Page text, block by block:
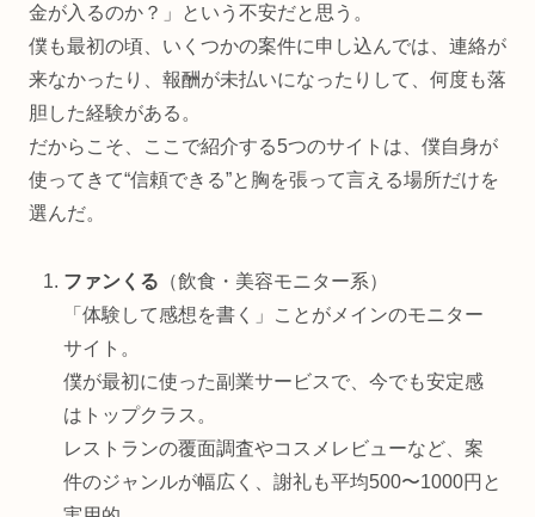
金が入るのか？」という不安だと思う。
僕も最初の頃、いくつかの案件に申し込んでは、連絡が
来なかったり、報酬が未払いになったりして、何度も落
胆した経験がある。
だからこそ、ここで紹介する5つのサイトは、僕自身が
使ってきて“信頼できる”と胸を張って言える場所だけを
選んだ。
ファンくる （飲食・美容モニター系）
「体験して感想を書く」ことがメインのモニター
サイト。
僕が最初に使った副業サービスで、今でも安定感
はトップクラス。
レストランの覆面調査やコスメレビューなど、案
件のジャンルが幅広く、謝礼も平均500〜1000円と